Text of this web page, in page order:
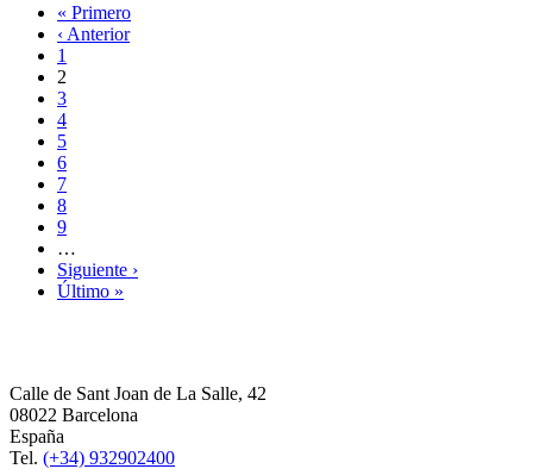
« Primero
‹ Anterior
1
2
3
4
5
6
7
8
9
…
Siguiente ›
Último »
Calle de Sant Joan de La Salle, 42
08022 Barcelona
España
Tel. (+34) 932902400